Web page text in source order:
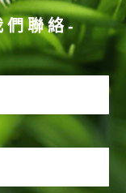
們聯絡-